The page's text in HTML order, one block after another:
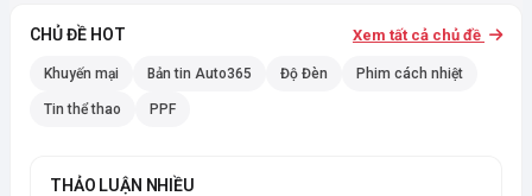
CHỦ ĐỀ HOT Xem tất cả chủ đề
Khuyến mại Bản tin Auto365 Độ Đèn Phim cách nhiệt
Tin thể thao PPF
THẢO LUẬN NHIỀU